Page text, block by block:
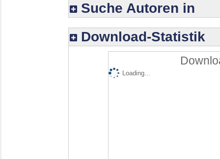
Suche Autoren in
Download-Statistik
Loading...